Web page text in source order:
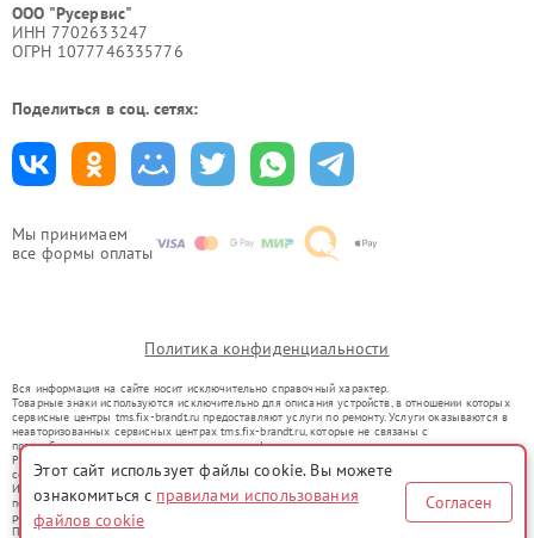
Мы принимаем
все формы оплаты
ООО "Русервис"
ИНН 7702633247
ОГРН 1077746335776
Поделиться в соц. сетях:
Политика конфиденциальности
Вся информация на сайте носит исключительно справочный характер.
Товарные знаки используются исключительно для описания устройств, в отношении которых
сервисные центры tms.fix-brandt.ru предоставляют услуги по ремонту. Услуги оказываются в
неавторизованных сервисных центрах tms.fix-brandt.ru, которые не связаны с
правообладателями товарных знаков или их официальными представителями.
Ремонт осуществляется для устройств, уже введенных в гражданский оборот в соответствии
со статьей 1487 ГК РФ.
Использование товарных знаков не преследует цели индивидуализации услуг или введения
потребителей в заблуждение, а служит для информирования о предоставляемых услугах по
ремонту техники указанных брендов.
Представленная на сайте информация не является публичной офертой, определяемой
Этот сайт использует файлы cookie. Вы можете
ознакомиться с правилами использования
файлов cookie
Согласен